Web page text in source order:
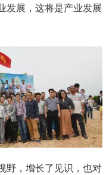
发展，这将是产业发展
野，增长了见识，也对